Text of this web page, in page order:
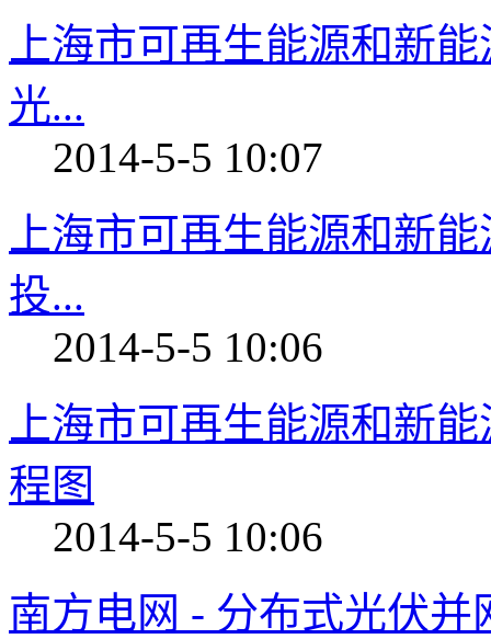
上海市可再生能源和新
光...
2014-5-5 10:07
上海市可再生能源和新
投...
2014-5-5 10:06
上海市可再生能源和新
程图
2014-5-5 10:06
南方电网 - 分布式光伏并